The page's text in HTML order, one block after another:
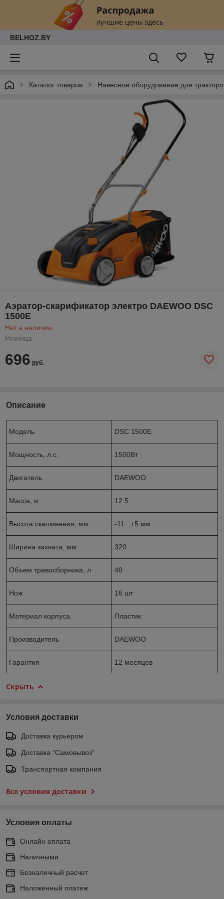
BELHOZ.BY
Каталог товаров Навесное оборудование для
Аэратор-скарификатор электро DAEWOO DSC
1500E
Нет в наличии
Розница
696 руб.
Описание
Модель DSC 1500E
Мощность, л.с. 1500Вт
Двигатель DAEWOO
Масса, кг 12.5
Высота скашивания, мм -11...+5 мм
Ширина захвата, мм 320
Объем травосборника, л 40
Нож 16 шт
Материал корпуса Пластик
Производитель DAEWOO
Гарантия 12 месяцев
Скрыть
Условия доставки
Доставка курьером
Доставка "Самовывоз"
Транспортная компания
Все условия доставки
Условия оплаты
Онлайн оплата
Наличными
Безналичный расчет
Наложенный платеж